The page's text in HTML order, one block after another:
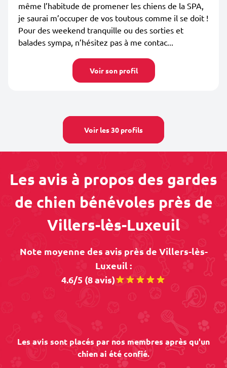
même l’habitude de promener les chiens de la SPA,
je saurai m’occuper de vos toutous comme il se doit !
Pour des weekend tranquille ou des sorties et
balades sympa, n’hésitez pas à me contac...
Voir son profil
Voir les 30 profils
Les avis à propos des gardes
de chien bénévoles près de
Villers-lès-Luxeuil
Note moyenne des avis près de Villers-lès-
Luxeuil :
4.6/5 (8 avis)
Les avis sont placés par nos membres après qu'un
chien ai été confié.